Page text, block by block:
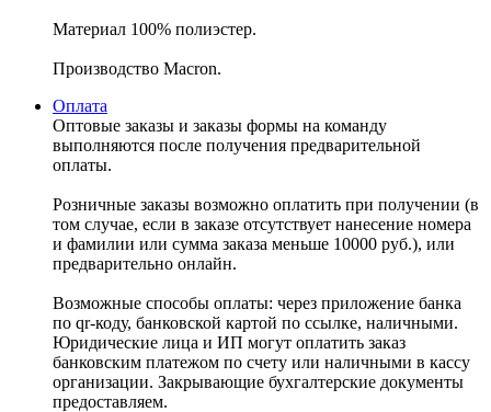
Материал 100% полиэстер.
Производство Macron.
Оплата
Оптовые заказы и заказы формы на команду
выполняются после получения предварительной
оплаты.
Розничные заказы возможно оплатить при получении (в
том случае, если в заказе отсутствует нанесение номера
и фамилии или сумма заказа меньше 10000 руб.), или
предварительно онлайн.
Возможные способы оплаты: через приложение банка
по qr-коду, банковской картой по ссылке, наличными.
Юридические лица и ИП могут оплатить заказ
банковским платежом по счету или наличными в кассу
организации. Закрывающие бухгалтерские документы
предоставляем.